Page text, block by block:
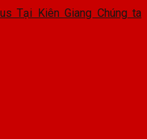
Tại Kiên Giang Chúng ta